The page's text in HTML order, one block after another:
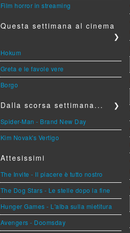
Film horror in streaming
Questa settimana al cinema
❯
Hokum
Greta e le favole vere
Borgo
Dalla scorsa settimana... ❯
Spider-Man - Brand New Day
Kim Novak's Vertigo
Attesissimi
The Invite - Il piacere è tutto nostro
The Dog Stars - Le stelle dopo la fine
Hunger Games - L'alba sulla mietitura
Avengers - Doomsday